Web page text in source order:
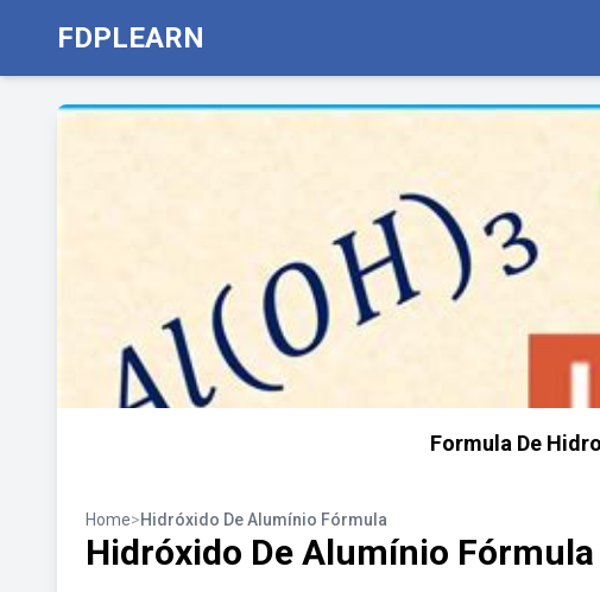
FDPLEARN
Formula De
Home>Hidróxido De Alumínio Fórmula
Hidróxido De Alumínio Fórmula